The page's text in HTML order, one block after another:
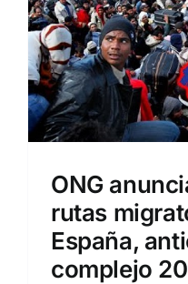
ONG
rutas
España,
complejo